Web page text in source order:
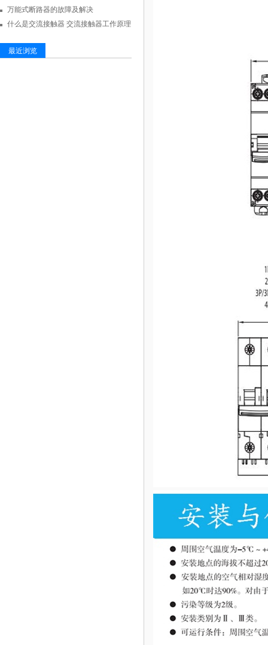
万能式断路器的故障及解决
什么是交流接触器 交流接触器工作原理
最近浏览